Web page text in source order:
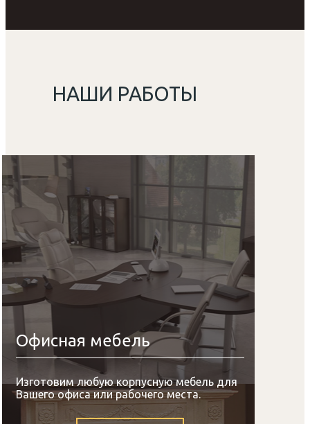
НАШИ РАБОТЫ
Офисная мебель
Изготовим любую корпусную мебель для
Вашего офиса или рабочего места.